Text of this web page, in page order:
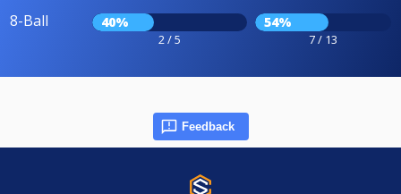
8-Ball 40%
2 / 5
54%
7 / 13
Feedback